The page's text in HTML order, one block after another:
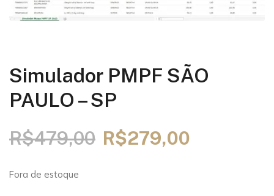
Simulador PMPF SÃO
PAULO – SP
R$479,00 R$279,00
Fora de estoque